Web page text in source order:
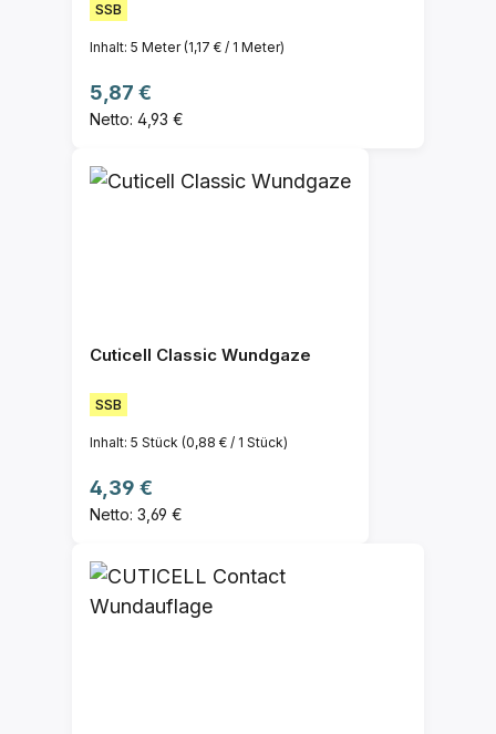
SSB
Inhalt: 5 Meter(1,17 € / 1 Meter)
Regulärer Preis:
5,87 €
Netto: 4,93 €
Cuticell Classic Wundgaze
SSB
Inhalt: 5 Stück (0,88 € / 1 Stück)
Regulärer Preis:
4,39 €
Netto: 3,69 €